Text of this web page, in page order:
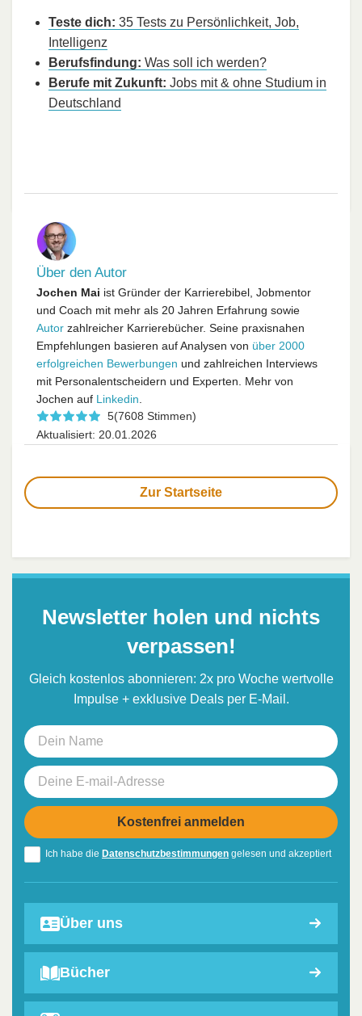
Teste dich: 35 Tests zu Persönlichkeit, Job,
Intelligenz
Berufsfindung: Was soll ich werden?
Berufe mit Zukunft: Jobs mit & ohne Studium in
Deutschland
Über den Autor
Jochen Mai ist Gründer der Karrierebibel, Jobmentor
und Coach mit mehr als 20 Jahren Erfahrung sowie
Autor zahlreicher Karrierebücher. Seine praxisnahen
Empfehlungen basieren auf Analysen von über 2000
erfolgreichen Bewerbungen und zahlreichen Interviews
mit Personalentscheidern und Experten. Mehr von
Jochen auf Linkedin.
5(7608 Stimmen)
Aktualisiert: 20.01.2026
Zur Startseite
Newsletter holen und nichts
verpassen!
Gleich kostenlos abonnieren: 2x pro Woche wertvolle
Impulse + exklusive Deals per E-Mail.
Ich habe die Datenschutzbestimmungen gelesen und akzeptiert
Über uns
Bücher